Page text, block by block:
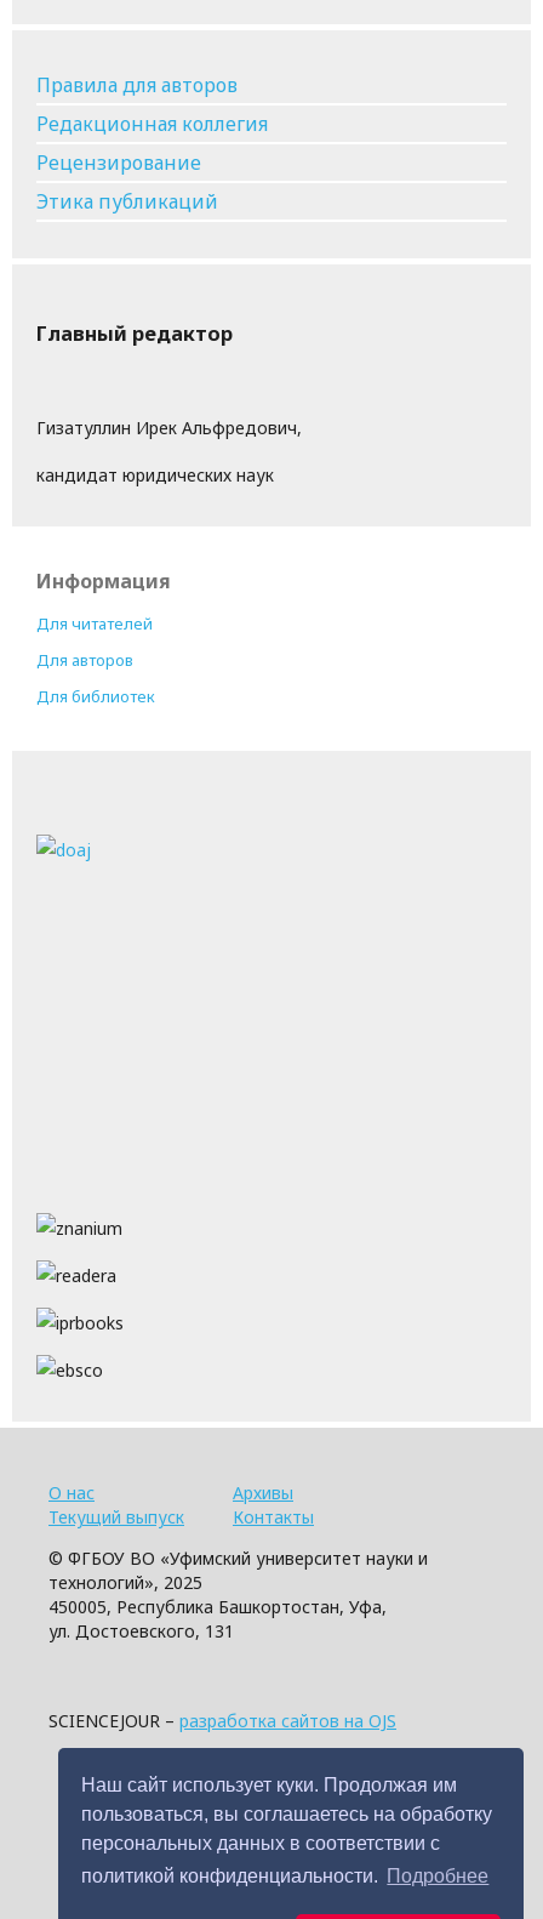
Наш сайт использует куки. Продолжая им
пользоваться, вы соглашаетесь на обработку
персональных данных в соответствии с
политикой конфиденциальности. Подробнее
Правила для авторов
Редакционная коллегия
Рецензирование
Этика публикаций
Главный редактор
Гизатуллин Ирек Альфредович,
кандидат юридических наук
Информация
Для читателей
Для авторов
Для библиотек
О нас
Текущий выпуск
Архивы
Контакты
© ФГБОУ ВО «Уфимский университет науки и
технологий», 2025
450005, Республика Башкортостан, Уфа,
ул. Достоевского, 131
SCIENCEJOUR – разработка сайтов на OJS